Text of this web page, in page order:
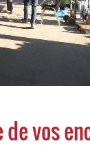
de vos